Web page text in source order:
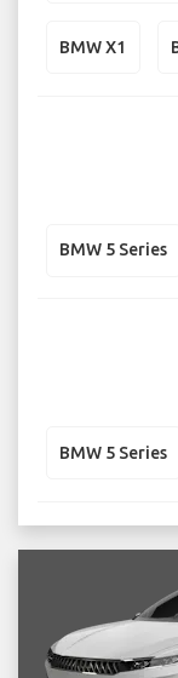
BMW X1
BMW 5 Series
BMW 5 Series